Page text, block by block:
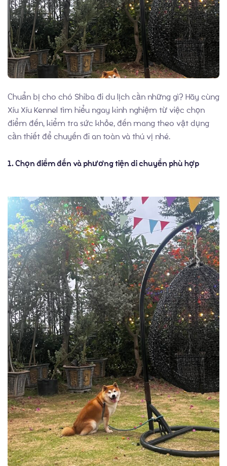
Chó con có sẵn
Giới thiệu về chó Shiba Inu
Dịch vụ phối giống
Blog
Chuẩn bị cho chó Shiba đi du lịch cần những gì? Hãy cùng
Xíu Xíu Kennel tìm hiểu ngay kinh nghiệm từ việc chọn
điểm đến, kiểm tra sức khỏe, đến mang theo vật dụng
cần thiết để chuyến đi an toàn và thú vị nhé.
1. Chọn điểm đến và phương tiện di chuyển phù hợp